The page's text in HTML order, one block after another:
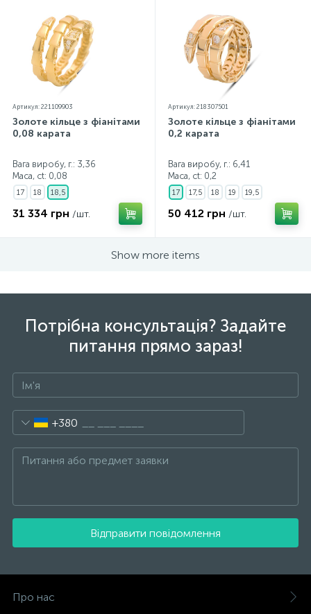
Артикул: 221109903
Золоте кільце з фіанітами
0,08 карата
Вага виробу, г.: 3,36
Маса, ct: 0,08
17 18 18,5
31 334 грн /шт.
Артикул: 218307501
Золоте кільце з фіанітами
0,2 карата
Вага виробу, г.: 6,41
Маса, ct: 0,2
17 17,5 18 19 19,5
50 412 грн /шт.
Show more items
Потрібна консультація? Задайте
питання прямо зараз!
+380
Відправити повідомлення
Про нас